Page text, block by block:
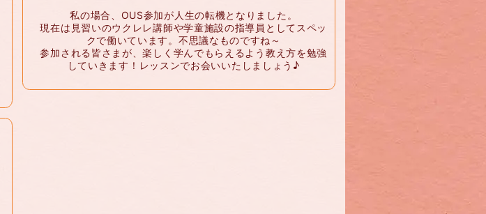
私の場合、OUS参加が人生の転機となりました。
現在は見習いのウクレレ講師や学童施設の指導員としてスペッ
クで働いています。不思議なものですね～
参加される皆さまが、楽しく学んでもらえるよう教え方を勉強
していきます！レッスンでお会いいたしましょう♪